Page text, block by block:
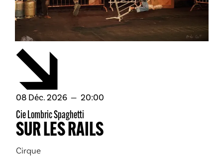
Cie Lombric Spaghetti
SUR LES RAILS
Cirque
08 décembre
Déc. 2026 20:00